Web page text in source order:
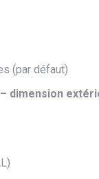
(par défaut)
dimension